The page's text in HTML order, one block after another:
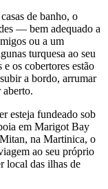
de banho, o
— bem adequado a
ou a um
turquesa ao seu
os cobertores estão
a bordo, arrumar
aberto.
esteja fundeado sob
em Marigot Bay
na Martinica, o
ao seu próprio
local das ilhas de